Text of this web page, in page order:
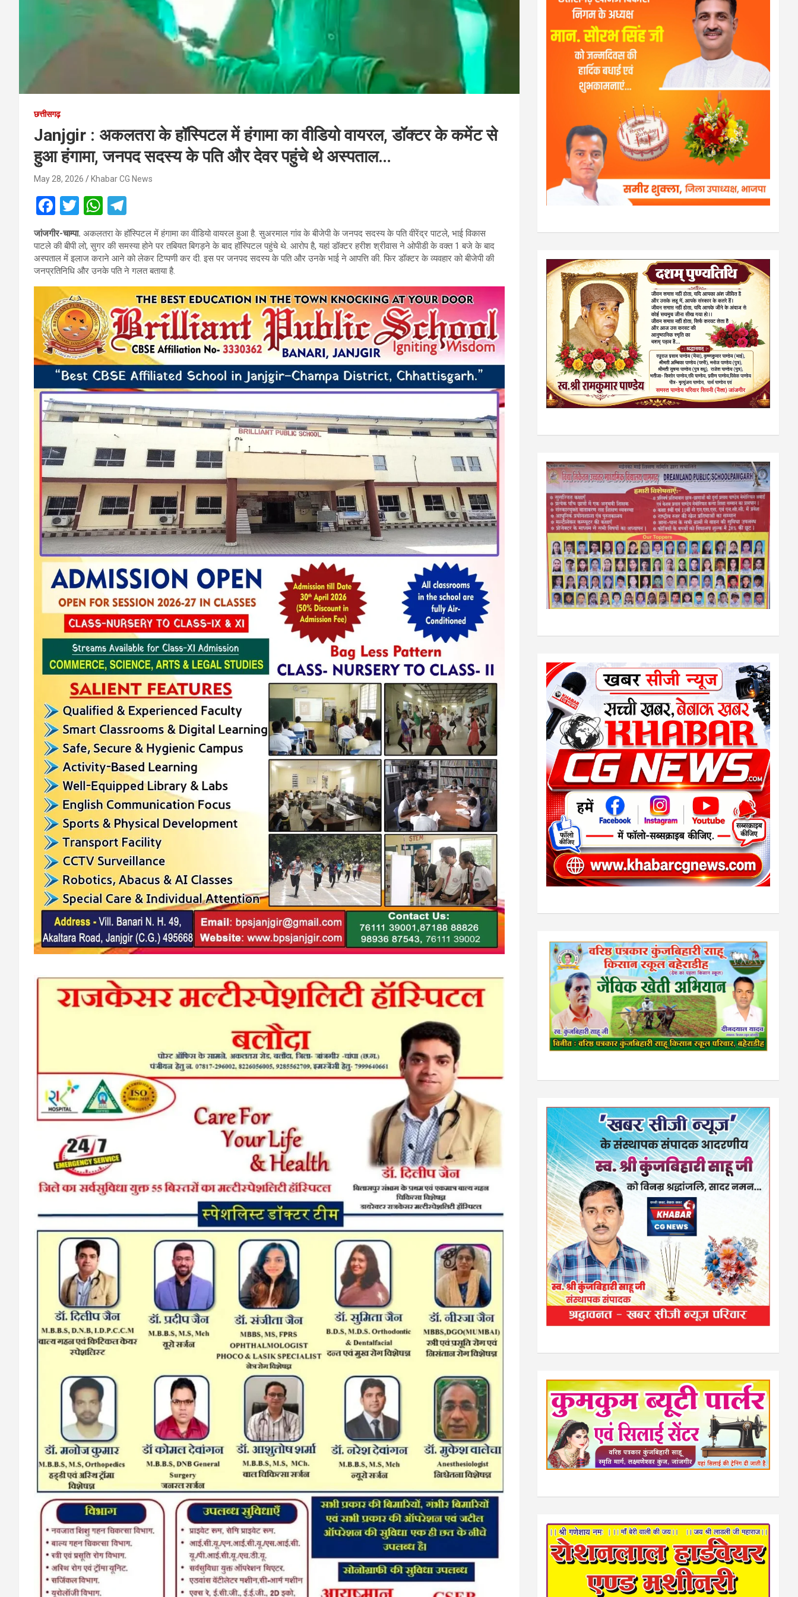
छत्तीसगढ़
Janjgir : अकलतरा के हॉस्पिटल में हंगामा का वीडियो वायरल, डॉक्टर के कमेंट से
हुआ हंगामा, जनपद सदस्य के पति और देवर पहुंचे थे अस्पताल…
May 28, 2026 Khabar CG News
F
a
ce
b
o
o
k
T
wi
tt
er
W
h
at
s
A
p
p
el
e
gr
a
m
जांजगीर-चाम्पा. अकलतरा के हॉस्पिटल में हंगामा का वीडियो वायरल हुआ है. सुअरमाल गांव के बीजेपी के जनपद सदस्य के पति वीरेंद्र पाटले, भाई विकास
पाटले की बीपी लो, सुगर की समस्या होने पर तबियत बिगड़ने के बाद हॉस्पिटल पहुंचे थे. आरोप है, यहां डॉक्टर हरीश श्रीवास ने ओपीडी के वक्त 1 बजे के बाद
अस्पताल में इलाज कराने आने को लेकर टिप्पणी कर दी. इस पर जनपद सदस्य के पति और उनके भाई ने आपत्ति की. फिर डॉक्टर के व्यवहार को बीजेपी की
जनप्रतिनिधि और उनके पति ने गलत बताया है.